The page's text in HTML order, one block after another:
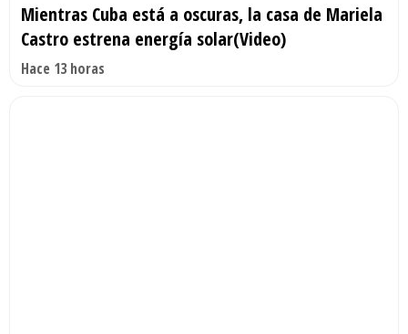
Mientras Cuba está a oscuras, la casa de Mariela
Castro estrena energía solar(Video)
Hace 13 horas